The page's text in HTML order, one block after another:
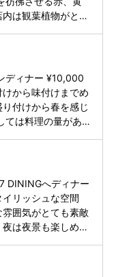
は観葉植物がとこ
えるのは面白いで
ともできます。窯
フォーム 18ヶ月熟
パルミジャーノ・
て、濃厚でクリー
妙メイクイーンの
の調味料を使って
練り込まれている
イクイーンの上に
しいです。 ・マ
仕立て みりんと米
けてあるカルパッ
食感とマグロの柔
ディナー ¥10,000
付けから春を感じ
れてきたいなって
フェ🍈 デザー
ところまで拘りが
す（笑）
DININGへディナー
リッシュな空間
囲気がとても素敵
は夜景も楽しめる
タと栃木県産霧降
料理も見た目が美